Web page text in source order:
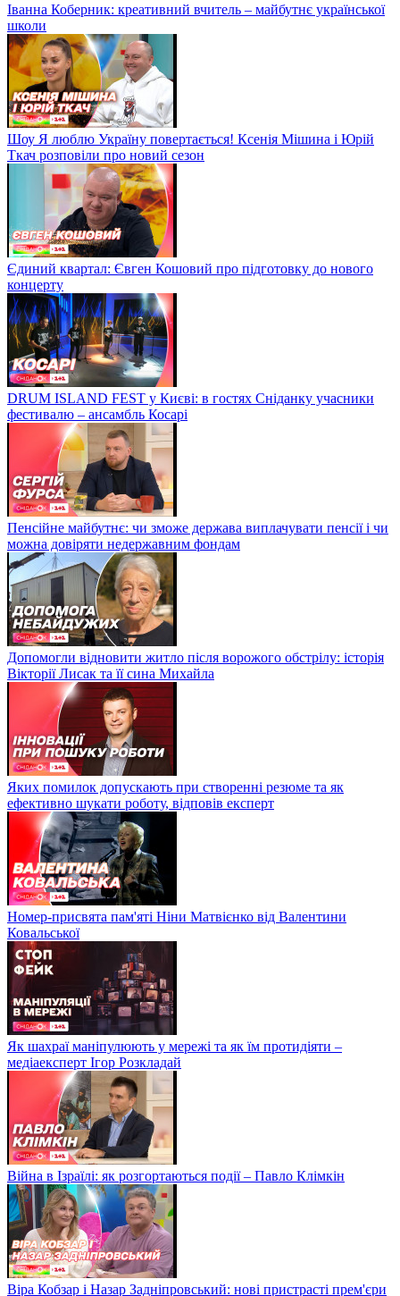
Іванна Коберник: креативний вчитель – майбутнє української
школи
Шоу Я люблю Україну повертається! Ксенія Мішина і Юрій
Ткач розповіли про новий сезон
Єдиний квартал: Євген Кошовий про підготовку до нового
концерту
DRUM ISLAND FEST у Києві: в гостях Сніданку учасники
фестивалю – ансамбль Косарі
Пенсійне майбутнє: чи зможе держава виплачувати пенсії і чи
можна довіряти недержавним фондам
Допомогли відновити житло після ворожого обстрілу: історія
Вікторії Лисак та її сина Михайла
Яких помилок допускають при створенні резюме та як
ефективно шукати роботу, відповів експерт
Номер-присвята пам'яті Ніни Матвієнко від Валентини
Ковальської
Як шахраї маніпулюють у мережі та як їм протидіяти –
медіаексперт Ігор Розкладай
Війна в Ізраїлі: як розгортаються події – Павло Клімкін
Віра Кобзар і Назар Задніпровський: нові пристрасті прем'єри